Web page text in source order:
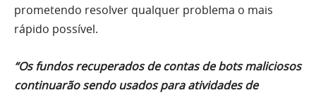
prometendo resolver qualquer problema o mais
rápido possível.
“Os fundos recuperados de contas de bots maliciosos
continuarão sendo usados para atividades de